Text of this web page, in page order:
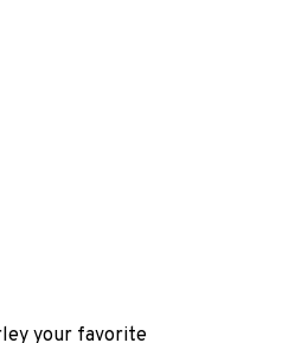
your favorite